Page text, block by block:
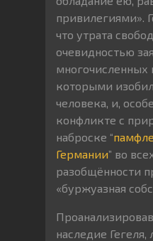
привилегиями».
что утрата
очевидностью
многочисленных
которыми
человека, и,
конфликте с
наброске “
Германии” во
разобщённости
«буржуазная
наследие Гегеля,